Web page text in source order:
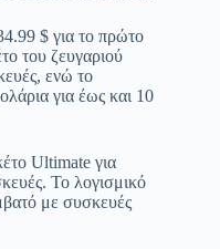
$ για το πρώτο
του ζευγαριού
ενώ το
για έως και 10
Ultimate για
Το λογισμικό
με συσκευές